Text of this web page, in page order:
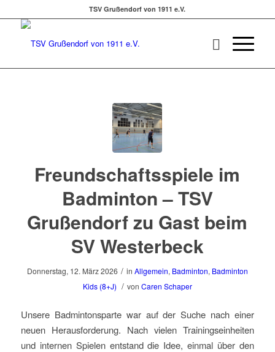
TSV Grußendorf von 1911 e.V.
Freundschaftsspiele im
Badminton – TSV
Grußendorf zu Gast beim
SV Westerbeck
Donnerstag, 12. März 2026 / in Allgemein, Badminton, Badminton
Kids (8+J) / von Caren Schaper
Unsere Badmintonsparte war auf der Suche nach einer
neuen Herausforderung. Nach vielen Trainingseinheiten
und internen Spielen entstand die Idee, einmal über den